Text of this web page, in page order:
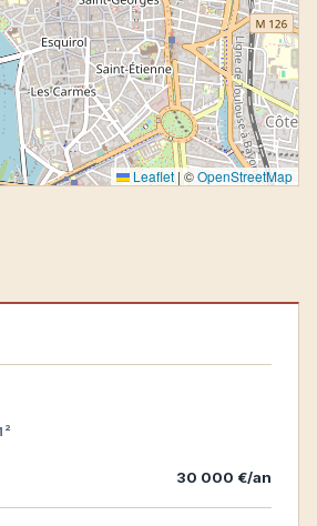
Leaflet | ©OpenStreetMap
30 000 €/an